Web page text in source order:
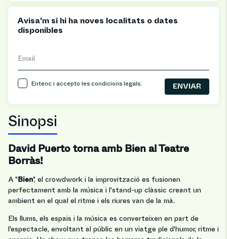
Sinopsi
David Puerto torna amb Bien al Teatre
Borràs!
A "Bien", el crowdwork i la improvització es fusionen
perfectament amb la música i l'stand-up clàssic creant un
ambient en el qual el ritme i els riures van de la mà.
Els llums, els espais i la música es converteixen en part de
l'espectacle, envoltant al públic en un viatge ple d'humor, ritme i
Avisa'm si hi ha noves localitats o dates
disponibles
Email
Entenc i accepto lescondicions legals